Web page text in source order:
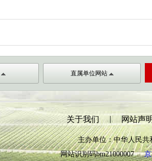
直属单位网站
关于我们 | 网站声
主办单位：中华人民
网站识别码bm21000007